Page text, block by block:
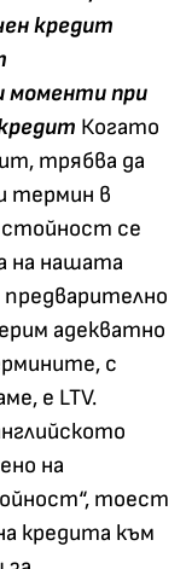
кредит
моменти при
Когато
трябва да
термин в
стойност се
на нашата
адекватно
с
е LTV.
на
тоест
кредита към